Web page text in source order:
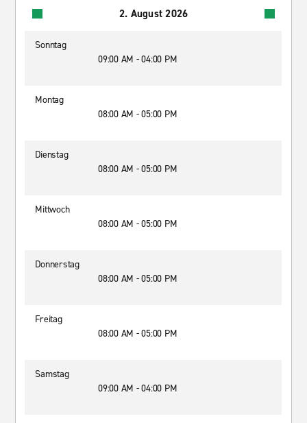
2. August 2026
Sonntag
09:00 AM - 04:00 PM
Montag
08:00 AM - 05:00 PM
Dienstag
08:00 AM - 05:00 PM
Mittwoch
08:00 AM - 05:00 PM
Donnerstag
08:00 AM - 05:00 PM
Freitag
08:00 AM - 05:00 PM
Samstag
09:00 AM - 04:00 PM